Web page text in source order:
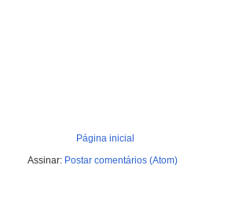
Página inicial
Assinar: Postar comentários (Atom)